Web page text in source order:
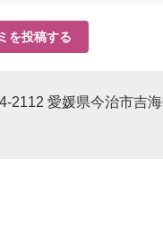
を投稿する
2112 愛媛県今治市吉